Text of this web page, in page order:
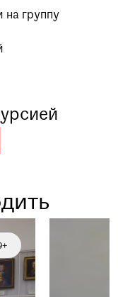
на группу